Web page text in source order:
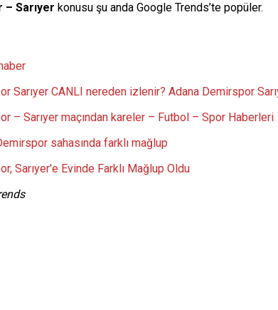
– Sarıyer konusu şu anda Google Trends’te popüler.
Sarıyer CANLI nereden izlenir? Adana Demirspor
– Sarıyer maçından kareler – Futbol – Spor Haberleri
sahasında farklı mağlup
Sarıyer'e Evinde Farklı Mağlup Oldu